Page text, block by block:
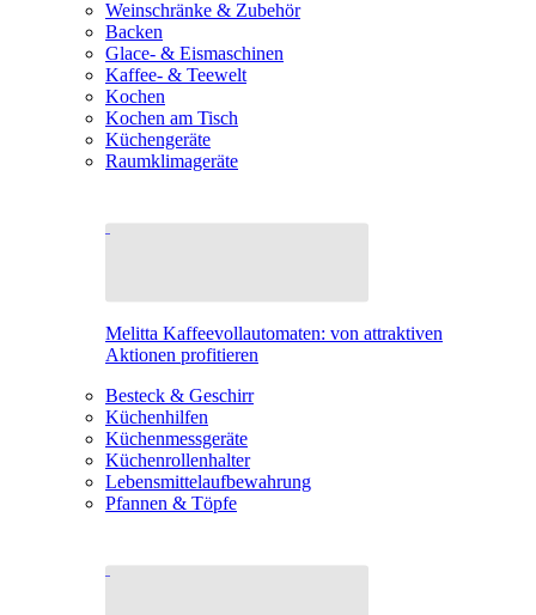
Weinschränke & Zubehör
Backen
Glace- & Eismaschinen
Kaffee- & Teewelt
Kochen
Kochen am Tisch
Küchengeräte
Raumklimageräte
Melitta Kaffeevollautomaten: von attraktiven
Aktionen profitieren
Besteck & Geschirr
Küchenhilfen
Küchenmessgeräte
Küchenrollenhalter
Lebensmittelaufbewahrung
Pfannen & Töpfe